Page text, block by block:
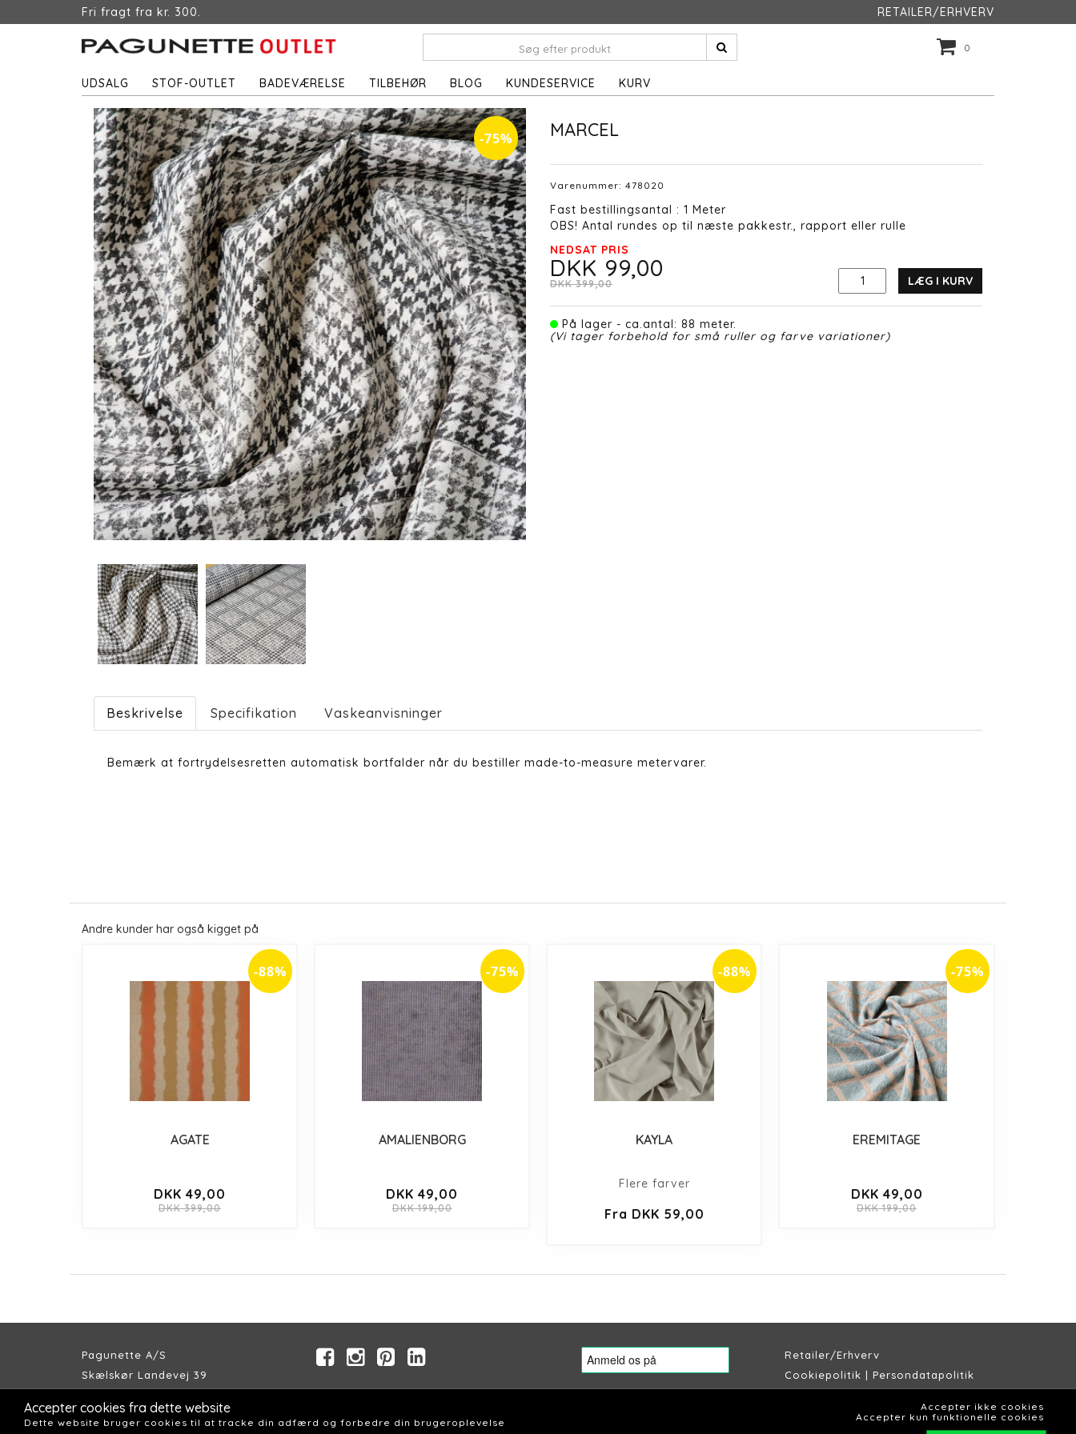
Fri fragt fra kr. 300. RETAILER/ERHVERV
0
UDSALG STOF-OUTLET BADEVÆRELSE TILBEHØR BLOG KUNDESERVICE KURV
-75% MARCEL
Varenummer: 478020
Fast bestillingsantal : 1 Meter
OBS! Antal rundes op til næste pakkestr., rapport eller rulle
NEDSAT PRIS
DKK 99,00
DKK 399,00 LÆG I KURV
På lager - ca.antal: 88 meter.
(Vi tager forbehold for små ruller og farve variationer)
Beskrivelse Specifikation Vaskeanvisninger
Bemærk at fortrydelsesretten automatisk bortfalder når du bestiller made-to-measure metervarer.
Andre kunder har også kigget på
-88%
AGATE
DKK 49,00
DKK 399,00
-75%
AMALIENBORG
DKK 49,00
DKK 199,00
-88%
KAYLA
Flere farver
Fra DKK 59,00
-75%
EREMITAGE
DKK 49,00
DKK 199,00
Pagunette A/S
Skælskør Landevej 39
Telefon: +45 58 57 04 00
Retailer/Erhverv
Cookiepolitik | Persondatapolitik
Lagersalg Slagelse
Accepter cookies fra dette website
Dette website bruger cookies til at tracke din adfærd og forbedre din brugeroplevelse
Accepter ikke cookies
Accepter kun funktionelle cookies